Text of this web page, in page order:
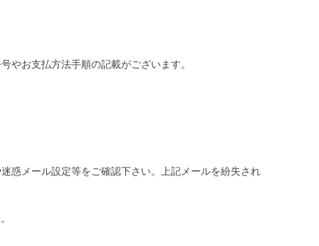
やお支払方法手順の記載がございます。
惑メール設定等をご確認下さい。 上記メールを紛失され